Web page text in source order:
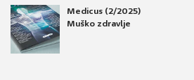
Medicus (2/2025)
Muško zdravlje